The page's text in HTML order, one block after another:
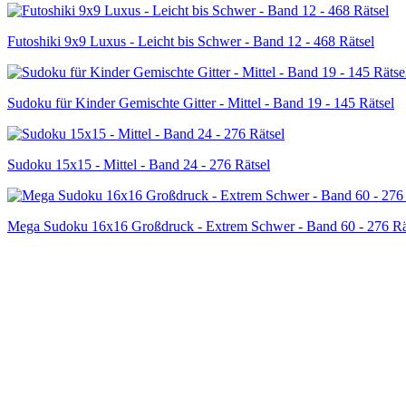
Futoshiki 9x9 Luxus - Leicht bis Schwer - Band 12 - 468 Rätsel
Sudoku für Kinder Gemischte Gitter - Mittel - Band 19 - 145 Rätsel
Sudoku 15x15 - Mittel - Band 24 - 276 Rätsel
Mega Sudoku 16x16 Großdruck - Extrem Schwer - Band 60 - 276